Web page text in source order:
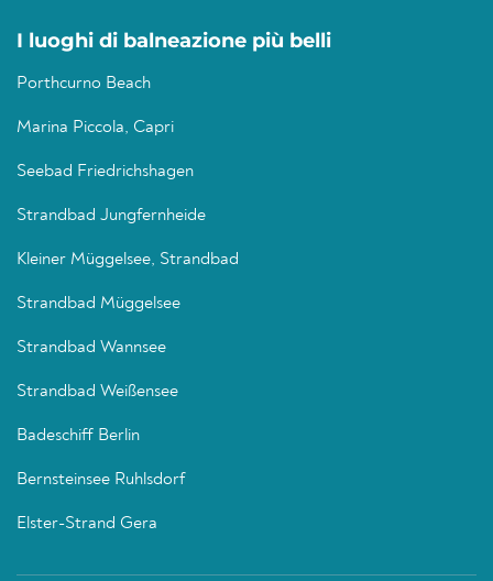
I luoghi di balneazione più belli
Porthcurno Beach
Marina Piccola, Capri
Seebad Friedrichshagen
Strandbad Jungfernheide
Kleiner Müggelsee, Strandbad
Strandbad Müggelsee
Strandbad Wannsee
Strandbad Weißensee
Badeschiff Berlin
Bernsteinsee Ruhlsdorf
Elster-Strand Gera